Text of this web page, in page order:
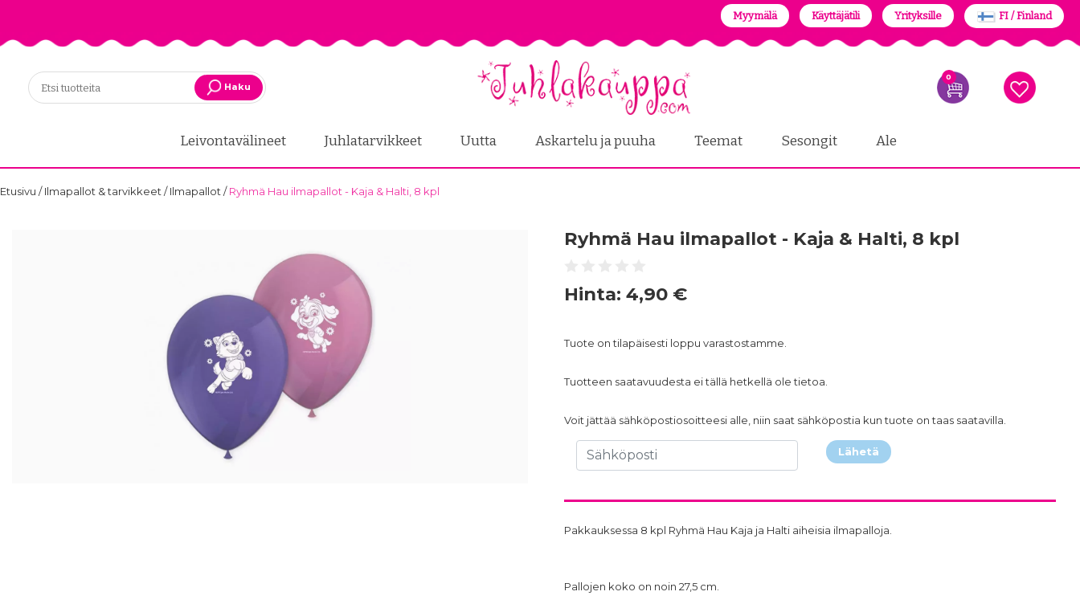
Myymälä Käyttäjätili Yrityksille FI / Finland
Haku
0
Leivontavälineet Juhlatarvikkeet Uutta Askartelu ja puuha Teemat Sesongit Ale
Etusivu /Ilmapallot & tarvikkeet /Ilmapallot /Ryhmä Hau ilmapallot - Kaja & Halti, 8 kpl
Ryhmä Hau ilmapallot - Kaja & Halti, 8 kpl
Hinta: 4,90 €
Tuote on tilapäisesti loppu varastostamme.
Tuotteen saatavuudesta ei tällä hetkellä ole tietoa.
Voit jättää sähköpostiosoitteesi alle, niin saat sähköpostia kun tuote on taas saatavilla.
Lähetä
Pakkauksessa 8 kpl Ryhmä Hau Kaja ja Halti aiheisia ilmapalloja.
Pallojen koko on noin 27,5 cm.